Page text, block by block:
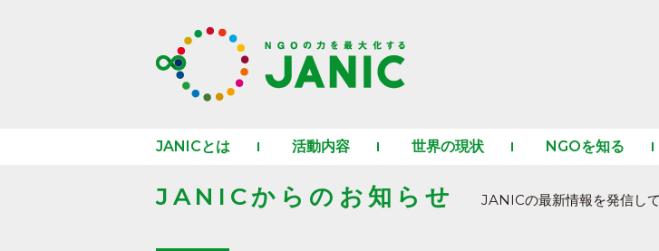
JANICとは 活動内容 世界の現状 NGOを知る
JANICからのお知らせ JANICの最新情報を発信して